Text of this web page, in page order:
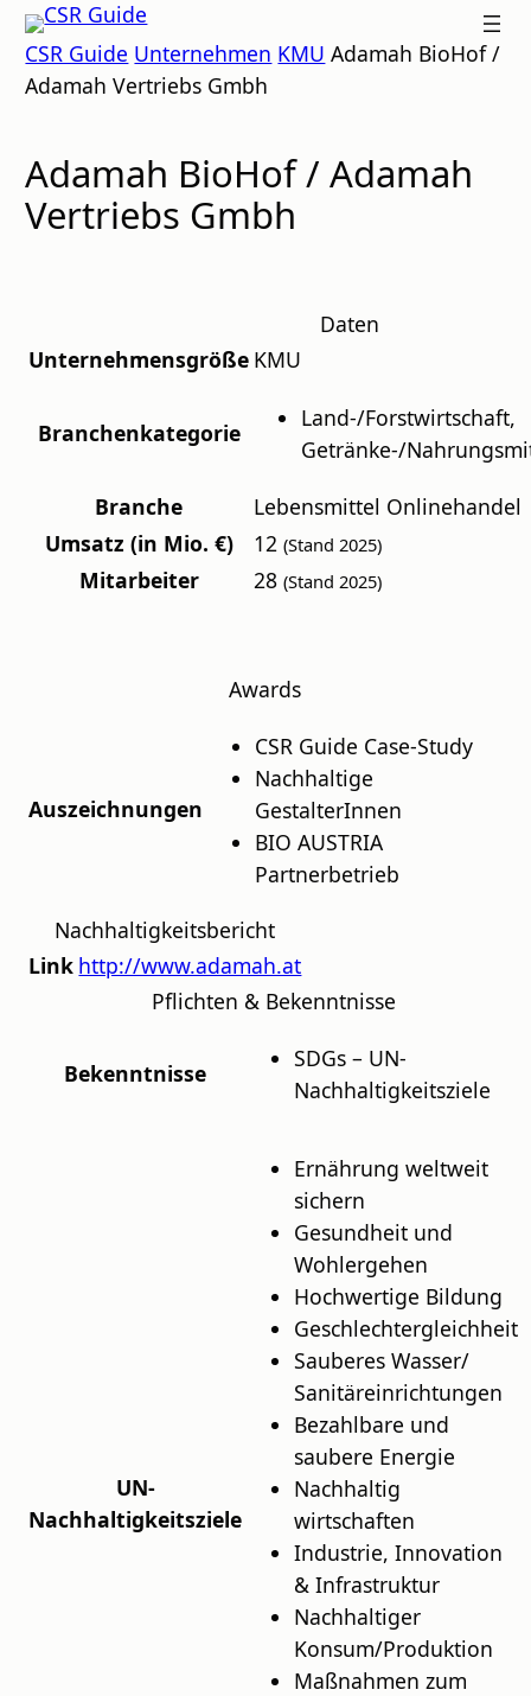
Zum
Inhalt
springen
CSR
GUIDE
CSR Guide Unternehmen KMU Adamah BioHof /
Adamah Vertriebs Gmbh
Adamah BioHof / Adamah
Vertriebs Gmbh
Daten
Unternehmensgröße KMU
Branchenkategorie
Land-/Forstwirtschaft,
Getränke-/
Branche
Lebensmittel Onlinehandel
Umsatz (in Mio. €)
12 (Stand2025)
Mitarbeiter 28 (Stand2025)
Awards
Auszeichnungen
CSR Guide Case-Study
Nachhaltige
GestalterInnen
BIO AUSTRIA
Partnerbetrieb
Nachhaltigkeitsbericht
Link http://www.adamah.at
Pflichten & Bekenntnisse
Bekenntnisse
SDGs – UN-
Nachhaltigkeitsziele
UN-
Nachhaltigkeitsziele
Ernährung weltweit
sichern
Gesundheit und
Wohlergehen
Hochwertige Bildung
Geschlechtergleichheit
Sauberes Wasser/
Sanitäreinrichtungen
Bezahlbare und
saubere Energie
Nachhaltig
wirtschaften
Industrie, Innovation
& Infrastruktur
Nachhaltiger
Konsum/Produktion
Maßnahmen zum